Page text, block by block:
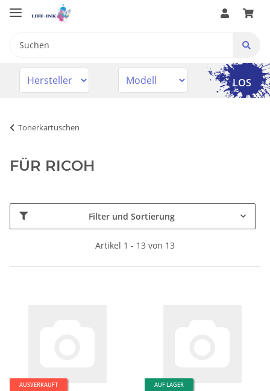
LOS
Tonerkartuschen
FÜR RICOH
Filter und Sortierung
Artikel 1 - 13 von 13
AUSVERKAUFT AUF LAGER